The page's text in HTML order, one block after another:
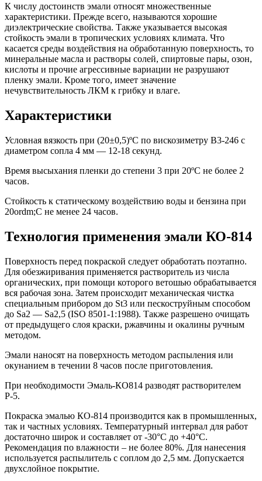
К числу достоинств эмали относят множественные
характеристики. Прежде всего, называются хорошие
диэлектрические свойства. Также указывается высокая
стойкость эмали в тропических условиях климата. Что
касается среды воздействия на обработанную поверхность, то
минеральные масла и растворы солей, спиртовые пары, озон,
кислоты и прочие агрессивные вариации не разрушают
пленку эмали. Кроме того, имеет значение
нечувствительность ЛКМ к грибку и влаге.
Характеристики
Условная вязкость при (20±0,5)ºС по вискозиметру В3-246 с
диаметром сопла 4 мм — 12-18 секунд.
Время высыхания пленки до степени 3 при 20ºС не более 2
часов.
Стойкость к статическому воздействию воды и бензина при
20ordm;С не менее 24 часов.
Технология применения эмали КО-814
Поверхность перед покраской следует обработать поэтапно.
Для обезжиривания применяется растворитель из числа
органических, при помощи которого ветошью обрабатывается
вся рабочая зона. Затем происходит механическая чистка
специальным прибором до St3 или пескоструйным способом
до Sа2 — Sа2,5 (ISO 8501-1:1988). Также разрешено очищать
от предыдущего слоя краски, ржавчины и окалины ручным
методом.
Эмали наносят на поверхность методом распыления или
окунанием в течении 8 часов после приготовления.
При необходимости Эмаль-КО814 разводят растворителем
Р-5.
Покраска эмалью КО-814 производится как в промышленных,
так и частных условиях. Температурный интервал для работ
достаточно широк и составляет от -30°C до +40°C.
Рекомендация по влажности – не более 80%. Для нанесения
используется распылитель с соплом до 2,5 мм. Допускается
двухслойное покрытие.